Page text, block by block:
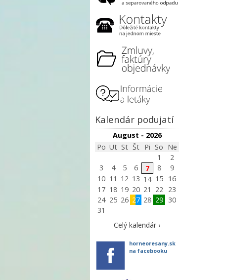
Kalendár podujatí
August - 2026
Po Ut St Št Pi So Ne
1
2
3
4 5 6 7 8
9
10 11 12 13 14 15
16
17 18 19 20 21 22
23
24 25 26 27 28 29
30
31
Celý kalendár ›
horneoresany.sk
na facebooku